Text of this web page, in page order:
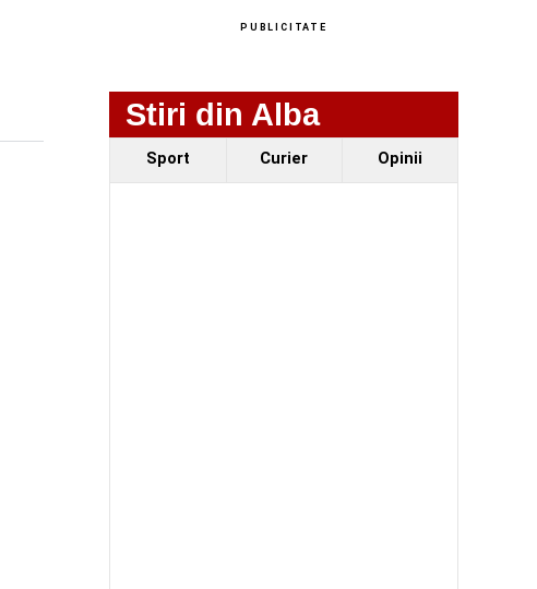
PUBLICITATE
Stiri din Alba
Sport Curier Opinii